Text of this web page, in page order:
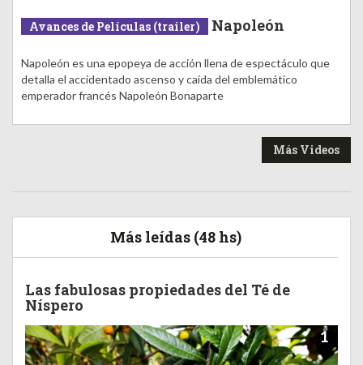
Avances de Películas (trailer) Napoleón
Napoleón es una epopeya de acción llena de espectáculo que
detalla el accidentado ascenso y caída del emblemático
emperador francés Napoleón Bonaparte
Más Videos
Más leídas (48 hs)
Las fabulosas propiedades del Té de
Níspero
1